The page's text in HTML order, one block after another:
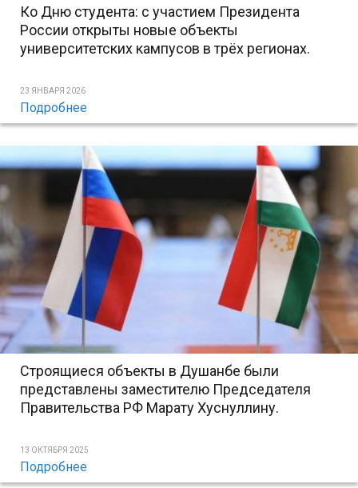
Ко Дню студента: с участием Президента
России открыты новые объекты
университетских кампусов в трёх регионах.
23 ЯНВАРЯ 2026
Подробнее
Строящиеся объекты в Душанбе были
представлены заместителю Председателя
Правительства РФ Марату Хуснуллину.
13 ОКТЯБРЯ 2025
Подробнее